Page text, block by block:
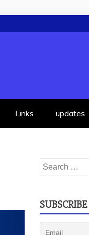
Links updates
Search
for:
SUBSCRIBE